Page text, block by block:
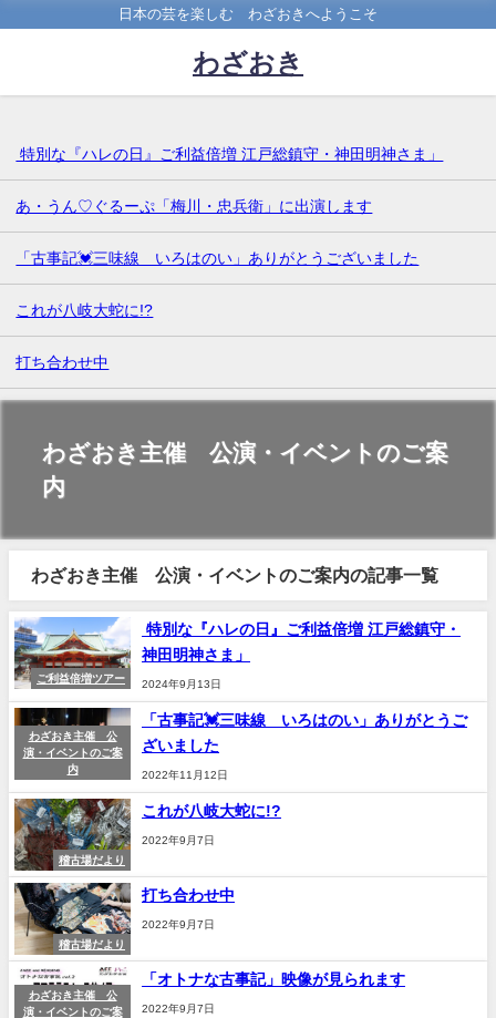
日本の芸を楽しむ わざおきへようこそ
わざおき
特別な『ハレの日』ご利益倍増 江戸総鎮守・神田明神さま」
あ・うん♡ぐるーぷ「梅川・忠兵衛」に出演します
「古事記💓三味線 いろはのい」ありがとうございました
これが八岐大蛇に!?
打ち合わせ中
わざおき主催 公演・イベントのご案
内
わざおき主催 公演・イベントのご案内の記事一覧
ご利益倍増ツアー
特別な『ハレの日』ご利益倍増 江戸総鎮守・
神田明神さま」
2024年9月13日
わざおき主催 公
演・イベントのご案
内
「古事記💓三味線 いろはのい」ありがとうご
ざいました
2022年11月12日
稽古場だより
これが八岐大蛇に!?
2022年9月7日
稽古場だより
打ち合わせ中
2022年9月7日
わざおき主催 公
演・イベントのご案
「オトナな古事記」映像が見られます
2022年9月7日